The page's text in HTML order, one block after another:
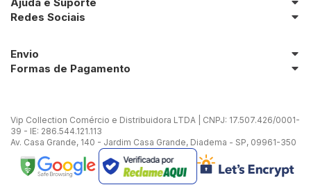
Redes Sociais
Envio
Formas de Pagamento
Vip Collection Comércio e Distribuidora LTDA | CNPJ: 17.507.426/0001-
39 - IE: 286.544.121.113
Av. Casa Grande, 140 - Jardim Casa Grande, Diadema - SP, 09961-350